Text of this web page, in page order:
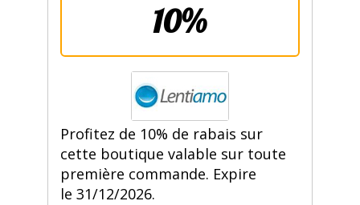
10%
Profitez de 10% de rabais sur
cette boutique valable sur toute
première commande. Expire
le 31/12/2026.